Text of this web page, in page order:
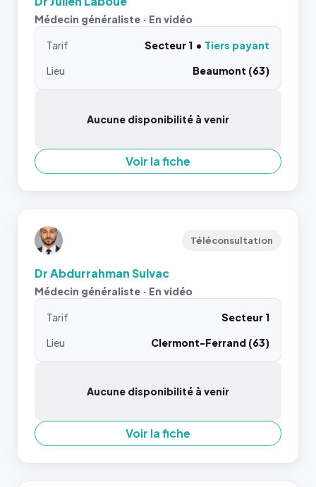
Médecin généraliste · En vidéo
Tarif Secteur 1
Tiers payant
Lieu
Beaumont (63)
Aucune disponibilité à venir
Voir la fiche
Téléconsultation
Dr Abdurrahman Sulvac
Médecin généraliste · En vidéo
Tarif
Secteur 1
Lieu
Clermont-Ferrand (63)
Aucune disponibilité à venir
Voir la fiche